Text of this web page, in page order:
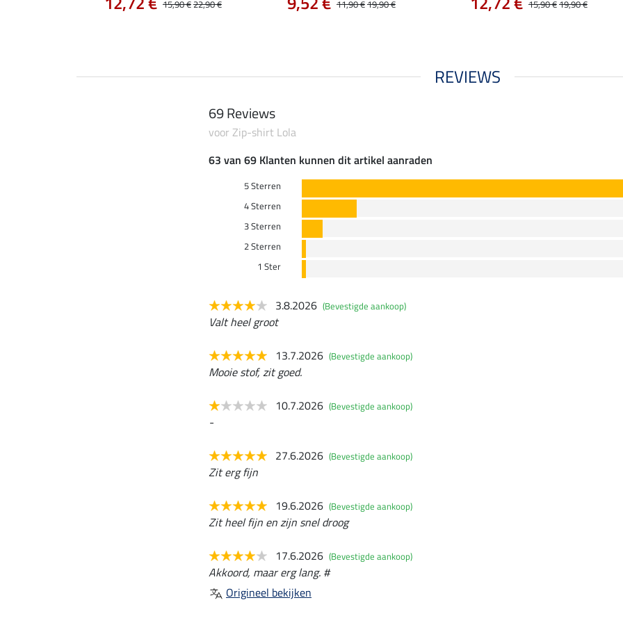
15,90 €22,90 € 11,90 €19,90 € 15,90 €19,90 €
REVIEWS
69 Reviews
voor Zip-shirt Lola
63 van 69 Klanten kunnen dit artikel aanraden
5 Sterren
4 Sterren
3 Sterren
2 Sterren
1 Ster
3.8.2026 (Bevestigde aankoop)
Valt heel groot
13.7.2026 (Bevestigde aankoop)
Mooie stof, zit goed.
10.7.2026 (Bevestigde aankoop)
-
27.6.2026 (Bevestigde aankoop)
Zit erg fijn
19.6.2026 (Bevestigde aankoop)
Zit heel fijn en zijn snel droog
17.6.2026 (Bevestigde aankoop)
Akkoord, maar erg lang. #
Origineel bekijken